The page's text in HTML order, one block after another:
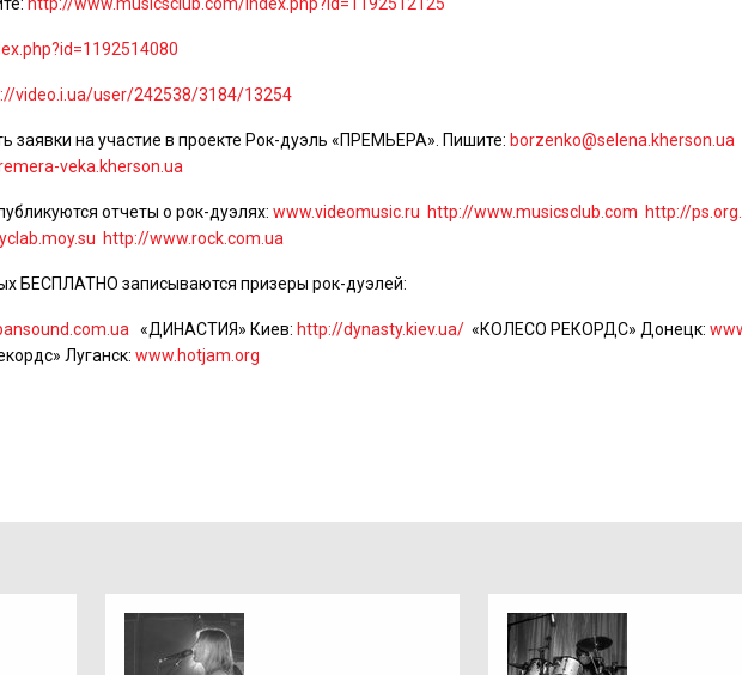
video.i.ua/user/242538/3184/13254
заявки на участие в проекте Рок-дуэль «ПРЕМЬЕРА». Пишите: borzenko@selena.kherson.ua
veka.kherson.ua
отчеты о рок-дуэлях: www.videomusic.ru http://www.musicsclub.com http://
http://www.rock.com.ua
БЕСПЛАТНО записываются призеры рок-дуэлей:
«ДИНАСТИЯ» Киев: http://dynasty.kiev.ua/ «КОЛЕСО РЕКОРДС» Донецк:
Луганск: www.hotjam.org